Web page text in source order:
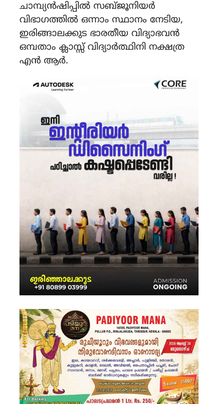
ചാമ്പ്യൻഷിപ്പിൽ സബ്ജൂനിയർ
വിഭാഗത്തിൽ ഒന്നാം സ്ഥാനം നേടിയ,
ഇരിങ്ങാലക്കുട ഭാരതീയ വിദ്യാഭവൻ
ഒമ്പതാം ക്ലാസ്സ്‌ വിദ്യാർത്ഥിനി നക്ഷത്ര
എൻ ആർ.